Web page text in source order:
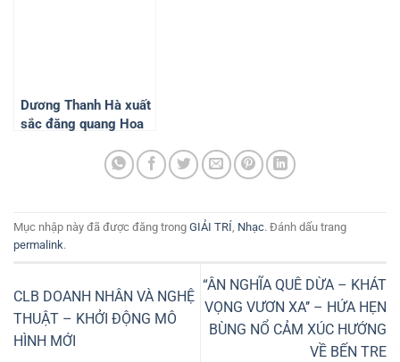
Dương Thanh Hà xuất
sắc đăng quang Hoa
Nam – The Miss
Global Vietnam 2024
Mục nhập này đã được đăng trong GIẢI TRÍ, Nhạc. Đánh dấu trang
permalink.
CLB DOANH NHÂN VÀ NGHỆ
THUẬT – KHỞI ĐỘNG MÔ
HÌNH MỚI
“ÂN NGHĨA QUÊ DỪA – KHÁT
VỌNG VƯƠN XA’’ – HỨA HẸN
BÙNG NỔ CẢM XÚC HƯỚNG
VỀ BẾN TRE